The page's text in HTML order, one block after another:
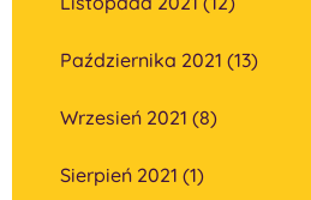
Października 2021 (13)
Wrzesień 2021 (8)
Sierpień 2021 (1)